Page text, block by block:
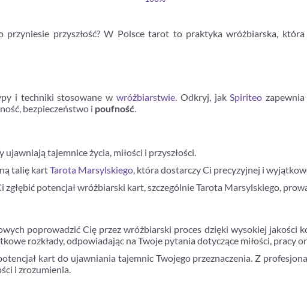
przyniesie przyszłość? W Polsce tarot to praktyka wróżbiarska,
i techniki stosowane w wróżbiarstwie. Odkryj, jakSpiriteo
bezpieczeństwo i poufność.
tajemnice życia, miłości i przyszłości.
talię kartTarota Marsylskiego, która dostarczy Ci precyzyjnej i
potencjał wróżbiarski kart, szczególnie Tarota Marsylskiego,
poprowadzić Cię przez wróżbiarski proces dzięki wysokiej jakości
rozkłady, odpowiadając na Twoje pytania dotyczące miłości, pracy
kart do ujawniania tajemnic Twojego przeznaczenia. Z
i zrozumienia.